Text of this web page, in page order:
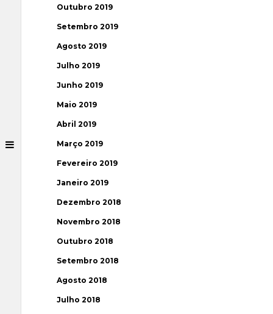
Outubro 2019
Setembro 2019
Agosto 2019
Julho 2019
Junho 2019
Maio 2019
Abril 2019
Março 2019
Fevereiro 2019
Janeiro 2019
Dezembro 2018
Novembro 2018
Outubro 2018
Setembro 2018
Agosto 2018
Julho 2018